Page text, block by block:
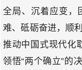
全局、沉着应变，
难、砥砺奋进，顺
推动中国式现代化
领悟“两个确立”的